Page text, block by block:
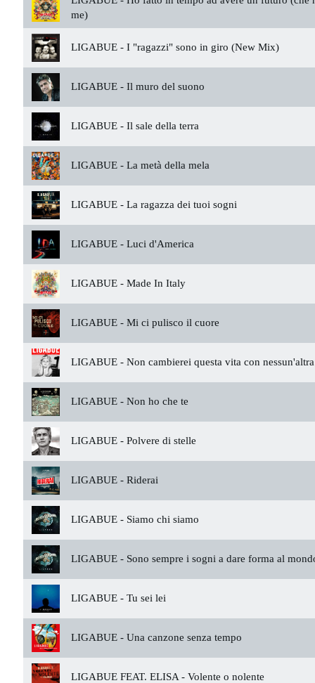
me)
LIGABUE - I "ragazzi" sono in giro (New Mix)
LIGABUE - Il muro del suono
LIGABUE - Il sale della terra
LIGABUE - La metà della mela
LIGABUE - La ragazza dei tuoi sogni
LIGABUE - Luci d'America
LIGABUE - Made In Italy
LIGABUE - Mi ci pulisco il cuore
LIGABUE - Non cambierei questa vita con nessun'altra
LIGABUE - Non ho che te
LIGABUE - Polvere di stelle
LIGABUE - Riderai
LIGABUE - Siamo chi siamo
LIGABUE - Sono sempre i sogni a dare forma al
LIGABUE - Tu sei lei
LIGABUE - Una canzone senza tempo
LIGABUE FEAT. ELISA - Volente o nolente